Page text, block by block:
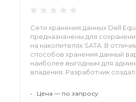
Сети хранения данных Dell
предназначены для
на накопителях SATA. В
способов хранения данный
наиболее выгодным для
владения. Разработчик
копирование,
• Цена — по запросу